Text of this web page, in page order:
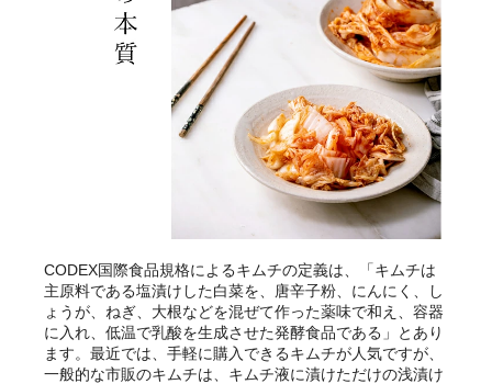
CODEX国際食品規格によるキムチの定義は、「キムチは
主原料である塩漬けした白菜を、唐辛子粉、にんにく、し
ょうが、ねぎ、大根などを混ぜて作った薬味で和え、容器
に入れ、低温で乳酸を生成させた発酵食品である」とあり
ます。最近では、手軽に購入できるキムチが人気ですが、
一般的な市販のキムチは、キムチ液に漬けただけの浅漬け